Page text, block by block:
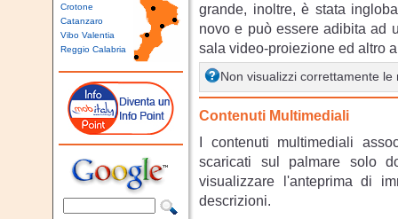
Crotone
Catanzaro
Vibo Valentia
Reggio Calabria
grande, inoltre, è stata
novo e può essere adibita ad
sala video-proiezione ed altro
Non visualizzi correttamente
Contenuti Multimediali
I contenuti multimediali
scaricati sul palmare solo
visualizzare l'anteprima di
descrizioni.